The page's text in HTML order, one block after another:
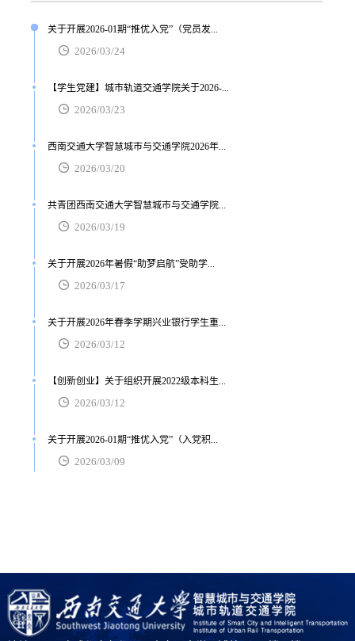
关于开展2026-01期“推优入党”（党员发...
2026/03/24
【学生党建】城市轨道交通学院关于2026-...
2026/03/23
西南交通大学智慧城市与交通学院2026年...
2026/03/20
共青团西南交通大学智慧城市与交通学院...
2026/03/19
关于开展2026年暑假“助梦启航”受助学...
2026/03/17
关于开展2026年春季学期兴业银行学生重...
2026/03/12
【创新创业】关于组织开展2022级本科生...
2026/03/12
关于开展2026-01期“推优入党”（入党积...
2026/03/09